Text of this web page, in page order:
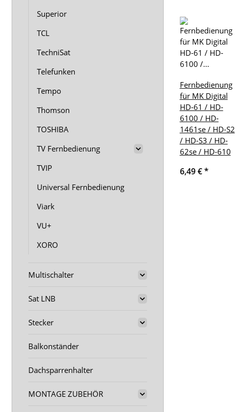
Fernbedienung
für MK Digital
HD-61 / HD-
6100 / HD-
1461se / HD-S2
/ HD-S3 / HD-
62se / HD-610
6,49 €*
Superior
TCL
TechniSat
Telefunken
Tempo
Thomson
TOSHIBA
TV Fernbedienung
TVIP
Universal Fernbedienung
Viark
VU+
XORO
Multischalter
Sat LNB
Stecker
Balkonständer
Dachsparrenhalter
MONTAGE ZUBEHÖR